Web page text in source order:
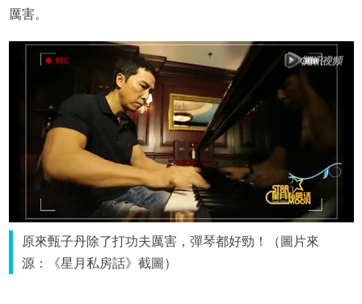
厲害。
原來甄子丹除了打功夫厲害，彈琴都好勁！（圖片來
源：《星月私房話》截圖）